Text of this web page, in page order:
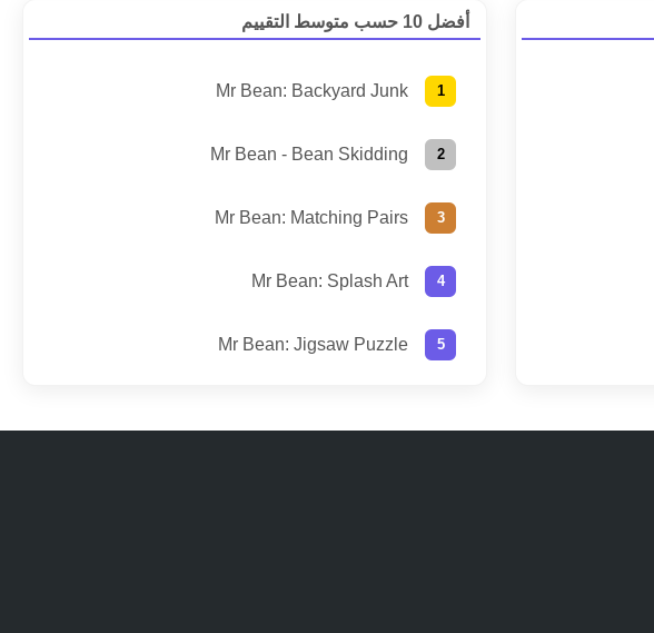
أفضل 10 حسب متوسط التقييم
Mr Bean: Backyard Junk
Mr Bean - Bean Skidding
Mr Bean: Matching Pairs
Mr Bean: Splash Art
Mr Bean: Jigsaw Puzzle